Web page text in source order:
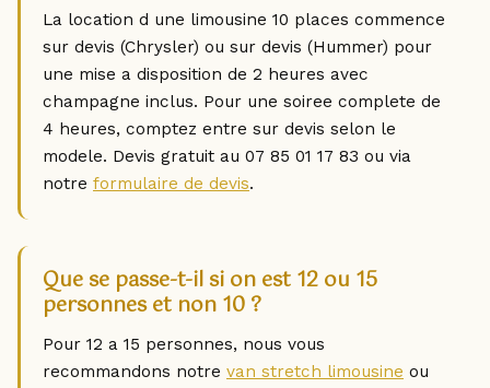
La location d une limousine 10 places commence
sur devis (Chrysler) ou sur devis (Hummer) pour
une mise a disposition de 2 heures avec
champagne inclus. Pour une soiree complete de
4 heures, comptez entre sur devis selon le
modele. Devis gratuit au 07 85 01 17 83 ou via
notre formulaire de devis.
Que se passe-t-il si on est 12 ou 15
personnes et non 10 ?
Pour 12 a 15 personnes, nous vous
recommandons notre van stretch limousine ou